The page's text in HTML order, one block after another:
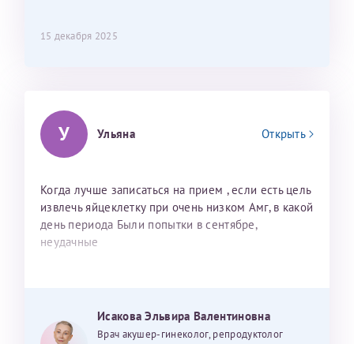
15 декабря 2025
У Ульяна Открыть
Когда лучше записаться на прием , если есть цель
извлечь яйцеклетку при очень низком Амг, в какой
день периода Были попытки в сентябре,
неудачные
Исакова Эльвира Валентиновна
Врач акушер-гинеколог, репродуктолог